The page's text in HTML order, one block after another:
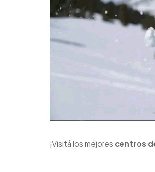
¡Visitá los mejores centros